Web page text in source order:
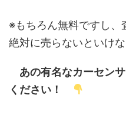
※もちろん無料ですし、
絶対に売らないといけ
あの有名なカーセン
ください！